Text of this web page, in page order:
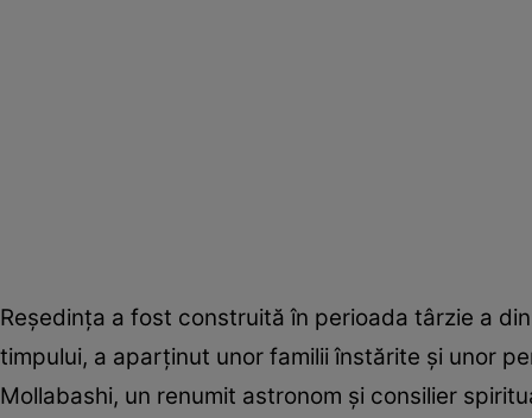
Reședința a fost construită în perioada târzie a
timpului, a aparținut unor familii înstărite și unor
Mollabashi, un renumit astronom și consilier